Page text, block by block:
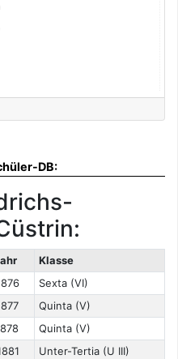
DB:
Klasse
Sexta (VI)
Quinta (V)
Quinta (V)
Unter-Tertia (U III)